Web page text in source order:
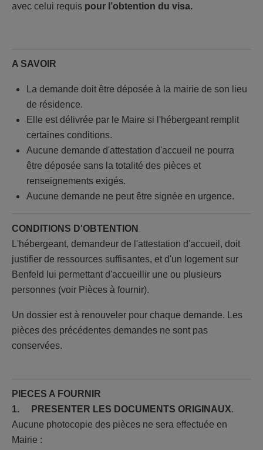
avec celui requis pour l’obtention du visa.
A SAVOIR
La demande doit être déposée à la mairie de son lieu
de résidence.
Elle est délivrée par le Maire si l'hébergeant remplit
certaines conditions.
Aucune demande d'attestation d'accueil ne pourra
être déposée sans la totalité des pièces et
renseignements exigés.
Aucune demande ne peut être signée en urgence.
CONDITIONS D'OBTENTION
L'hébergeant, demandeur de l'attestation d'accueil, doit
justifier de ressources suffisantes, et d'un logement sur
Benfeld lui permettant d'accueillir une ou plusieurs
personnes (voir Pièces à fournir).
Un dossier est à renouveler pour chaque demande. Les
pièces des précédentes demandes ne sont pas
conservées.
PIECES A FOURNIR
1. PRESENTER LES DOCUMENTS ORIGINAUX.
Aucune photocopie des pièces ne sera effectuée en
Mairie :